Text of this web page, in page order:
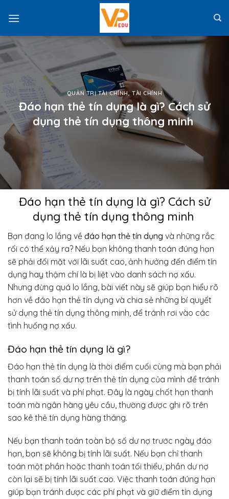
QUẢN TRỊ TÀI CHÍNH,TÀI CHÍNH
Đáo hạn thẻ tín dụng là gì? Cách sử
dụng thẻ tín dụng thông minh
Đáo hạn thẻ tín dụng là gì? Cách sử
dụng thẻ tín dụng thông minh
Bạn đang lo lắng về đáo hạn thẻ tín dụng và những rắc
rối có thể xảy ra? Nếu bạn không thanh toán đúng hạn
sẽ phải đối mặt với lãi suất cao, ảnh hưởng đến điểm tín
dụng hay thậm chí là bị liệt vào danh sách nợ xấu.
Nhưng đừng quá lo lắng, bài viết này sẽ giúp bạn hiểu rõ
hơn về đáo hạn thẻ tín dụng và chia sẻ những bí quyết
sử dụng thẻ tín dụng thông minh, để tránh rơi vào các
tình huống nợ xấu.
Đáo hạn thẻ tín dụng là gì?
Đáo hạn thẻ tín dụng là thời điểm cuối cùng mà bạn phải
thanh toán số dư nợ trên thẻ tín dụng của mình để tránh
bị tính lãi suất và phí phạt. Đây là ngày chốt hạn thanh
toán mà ngân hàng yêu cầu, thường được ghi rõ trên
sao kê thẻ tín dụng hàng tháng.
Nếu bạn thanh toán toàn bộ số dư nợ trước ngày đáo
hạn, bạn sẽ không bị tính lãi suất. Nếu bạn chỉ thanh
toán một phần hoặc thanh toán tối thiểu, phần dư nợ
còn lại sẽ bị tính lãi suất cao. Việc thanh toán đúng hạn
giúp bạn tránh được các phí phạt và giữ điểm tín dụng